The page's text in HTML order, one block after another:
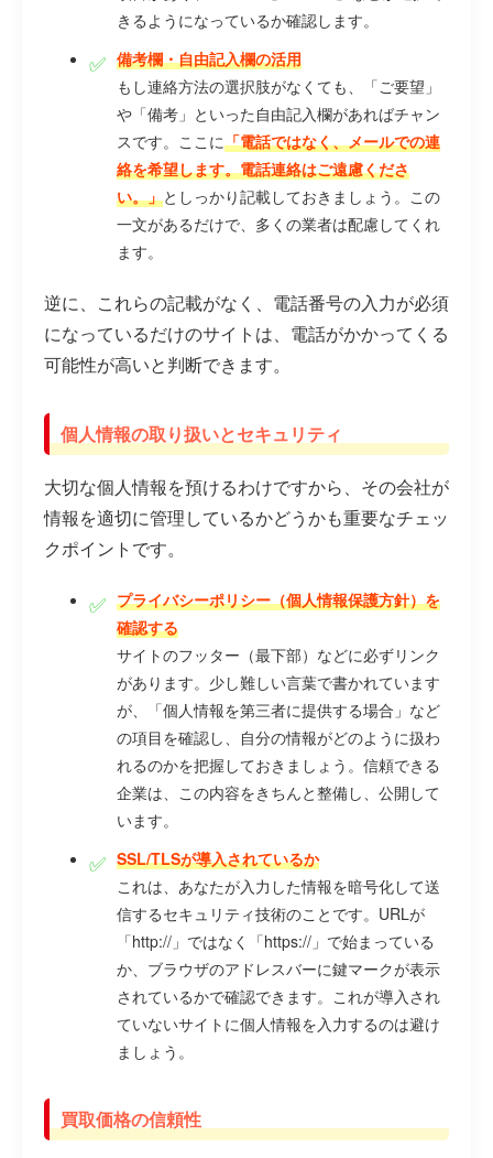
きるようになっているか確認します。
備考欄・自由記入欄の活用
もし連絡方法の選択肢がなくても、「ご要望」
や「備考」といった自由記入欄があればチャン
スです。ここに「電話ではなく、メールでの連
絡を希望します。電話連絡はご遠慮くださ
い。」としっかり記載しておきましょう。この
一文があるだけで、多くの業者は配慮してくれ
ます。
逆に、これらの記載がなく、電話番号の入力が必須
になっているだけのサイトは、電話がかかってくる
可能性が高いと判断できます。
個人情報の取り扱いとセキュリティ
大切な個人情報を預けるわけですから、その会社が
情報を適切に管理しているかどうかも重要なチェッ
クポイントです。
プライバシーポリシー（個人情報保護方針）を
確認する
サイトのフッター（最下部）などに必ずリンク
があります。少し難しい言葉で書かれています
が、「個人情報を第三者に提供する場合」など
の項目を確認し、自分の情報がどのように扱わ
れるのかを把握しておきましょう。信頼できる
企業は、この内容をきちんと整備し、公開して
います。
SSL/TLSが導入されているか
これは、あなたが入力した情報を暗号化して送
信するセキュリティ技術のことです。URLが
「http://」ではなく「https://」で始まっている
か、ブラウザのアドレスバーに鍵マークが表示
されているかで確認できます。これが導入され
ていないサイトに個人情報を入力するのは避け
ましょう。
買取価格の信頼性